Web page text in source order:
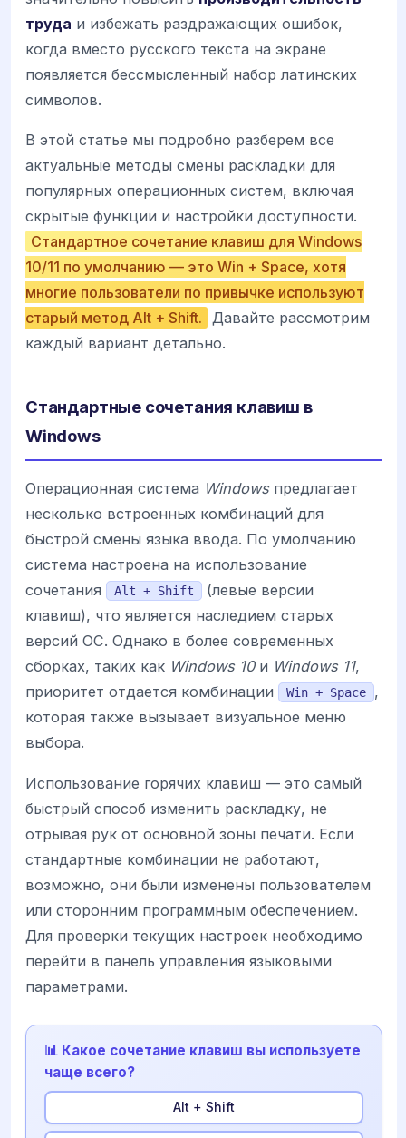
труда и избежать раздражающих ошибок,
когда вместо русского текста на экране
появляется бессмысленный набор латинских
символов.
В этой статье мы подробно разберем все
актуальные методы смены раскладки для
популярных операционных систем, включая
скрытые функции и настройки доступности.
Стандартное сочетание клавиш для Windows
10/11 по умолчанию — это Win + Space, хотя
многие пользователи по привычке используют
старый метод Alt + Shift. Давайте рассмотрим
каждый вариант детально.
Стандартные сочетания клавиш в
Windows
Операционная система Windowsпредлагает
несколько встроенных комбинаций для
быстрой смены языка ввода. По умолчанию
система настроена на использование
сочетания
Alt + Shift
(левые версии
клавиш), что является наследием старых
версий ОС. Однако в более современных
сборках, таких как Windows 10и Windows 11,
приоритет отдается комбинации
Win + Space
,
которая также вызывает визуальное меню
выбора.
Использование горячих клавиш — это самый
быстрый способ изменить раскладку, не
отрывая рук от основной зоны печати. Если
стандартные комбинации не работают,
возможно, они были изменены пользователем
или сторонним программным обеспечением.
Для проверки текущих настроек необходимо
перейти в панель управления языковыми
параметрами.
📊 Какое сочетание клавиш вы используете
чаще всего?
Alt + Shift